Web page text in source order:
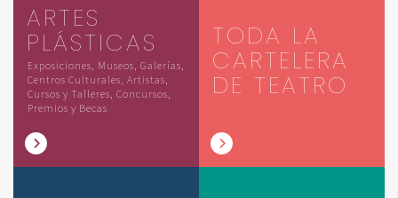
ARTES
PLÁSTICAS
Exposiciones, Museos, Galerías,
Centros Culturales, Artistas,
Cursos y Talleres, Concursos,
Premios y Becas
TODA LA
CARTELERA
DE TEATRO